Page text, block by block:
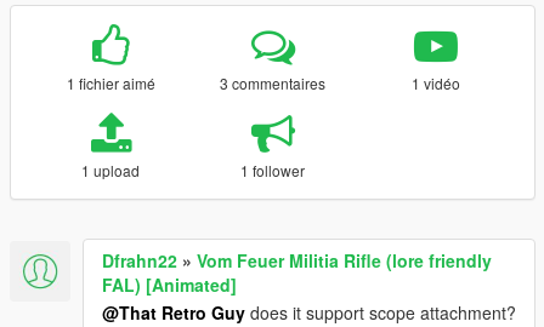
1 fichier aimé 3 commentaires 1 vidéo
1 upload 1 follower
Dfrahn22 » Vom Feuer Militia Rifle (lore friendly
FAL) [Animated]
@That Retro Guy does it support scope attachment?